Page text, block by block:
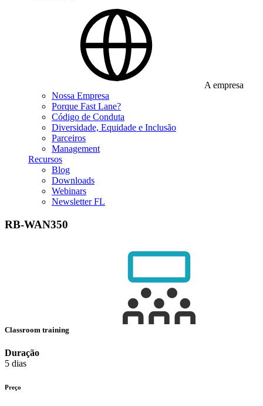
A empresa
Nossa Empresa
Porque Fast Lane?
Código de Conduta
Diversidade, Equidade e Inclusão
Parceiros
Management
Recursos
Blog
Downloads
Webinars
Newsletter FL
RB-WAN350
Classroom training
Duração
5 dias
Preço